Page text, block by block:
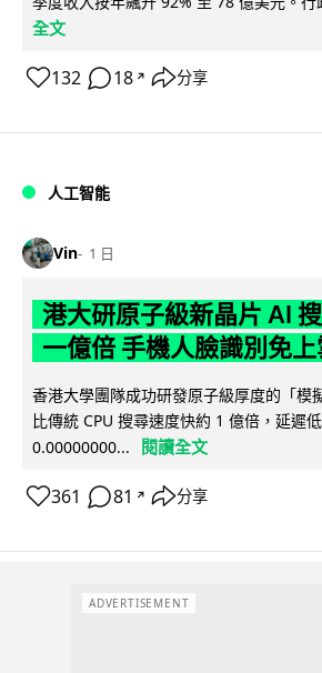
全文
132 18 ↗ 分享
人工智能
Vin 1 日
港大研原子級新晶片 AI
一億倍 手機人臉識別免
香港大學團隊成功研發原子級厚度的「模
比傳統 CPU 搜尋速度快約 1 億倍，延遲
0.00000000...
閱讀全文
361 81 ↗ 分享
ADVERTISEMENT